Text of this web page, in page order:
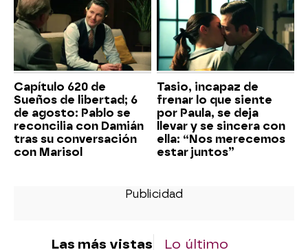
Capítulo 620 de
Sueños de libertad; 6
de agosto: Pablo se
reconcilia con Damián
tras su conversación
con Marisol
Tasio, incapaz de
frenar lo que siente
por Paula, se deja
llevar y se sincera con
ella: “Nos merecemos
estar juntos”
Las más vistas Lo último